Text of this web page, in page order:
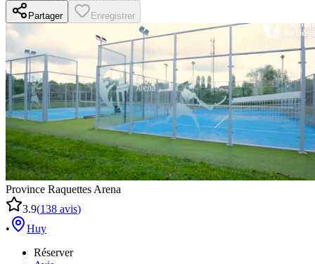
Partager Enregistrer
Province Raquettes Arena
3.9(138 avis)
•
Huy
Réserver